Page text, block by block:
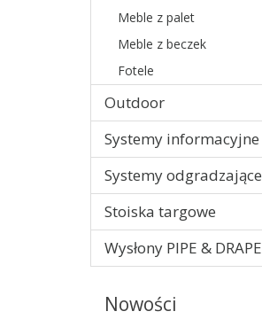
Meble z palet
Meble z beczek
Fotele
Outdoor
Systemy informacyjne
Systemy odgradzające
Stoiska targowe
Wysłony PIPE & DRAPE
Nowości